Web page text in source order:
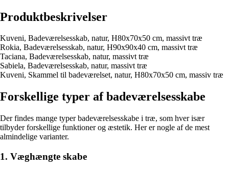
Produktbeskrivelser
Kuveni, Badeværelsesskab, natur, H80x70x50 cm, massivt træ
Rokia, Badeværelsesskab, natur, H90x90x40 cm, massivt træ
Taciana, Badeværelsesskab, natur, massivt træ
Sabiela, Badeværelsesskab, natur, massivt træ
Kuveni, Skammel til badeværelset, natur, H80x70x50 cm, massiv træ
Forskellige typer af badeværelsesskabe
Der findes mange typer badeværelsesskabe i træ, som hver især
tilbyder forskellige funktioner og æstetik. Her er nogle af de mest
almindelige varianter.
1. Væghængte skabe